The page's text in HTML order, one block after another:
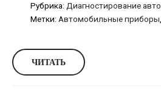
Рубрика: Диагностирование
Метки: Автомобильные приборы
ЧИТАТЬ